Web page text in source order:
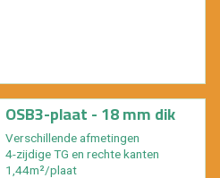
OSB3-plaat - 18 mm dik
Verschillende afmetingen
4-zijdige TG en rechte kanten
1,44m²/plaat